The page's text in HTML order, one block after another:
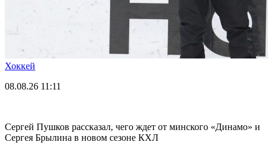
Хоккей
08.08.26 11:11
Сергей Пушков рассказал, чего ждет от минского «Динамо» и
Сергея Брылина в новом сезоне КХЛ